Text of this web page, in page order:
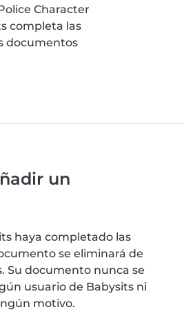
Character
completa las
documentos
un
haya completado las
se eliminará de
Su documento nunca se
usuario de Babysits ni
motivo.